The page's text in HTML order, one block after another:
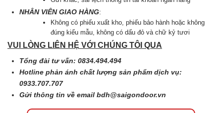
NHÂN VIÊN GIAO HÀNG:
Không có phiếu xuất kho, phiếu bảo hành hoặc không
đúng kiểu mẫu, không có dấu đỏ và chữ kỷ tươi
VUI LÒNG LIÊN HỆ VỚI CHÚNG TÔI QUA
Tổng đài tư vấn: 0834.494.494
Hotline phản ánh chất lượng sản phẩm dịch vụ:
0933.707.707
Gửi thông tin về emailbdh@saigondoor.vn